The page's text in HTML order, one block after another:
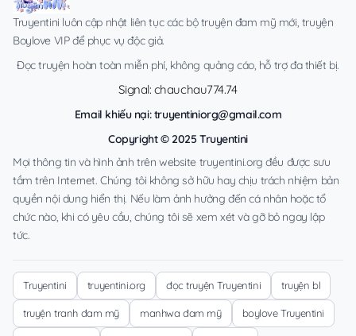
Truyentini luôn cập nhật liên tục các bộ truyện đam mỹ mới, truyện
Boylove VIP để phục vụ độc giả.
Đọc truyện hoàn toàn miễn phí, không quảng cáo, hỗ trợ đa thiết bị.
Signal: chauchau774.74
Email khiếu nại:truyentiniorg@gmail.com
Copyright © 2025 Truyentini
Mọi thông tin và hình ảnh trên website truyentini.org đều được sưu
tầm trên Internet. Chúng tôi không sở hữu hay chịu trách nhiệm bản
quyền nội dung hiển thị. Nếu làm ảnh hưởng đến cá nhân hoặc tổ
chức nào, khi có yêu cầu, chúng tôi sẽ xem xét và gỡ bỏ ngay lập
tức.
Truyentini truyentini.org đọc truyện Truyentini truyện bl
truyện tranh đam mỹ manhwa đam mỹ boylove Truyentini